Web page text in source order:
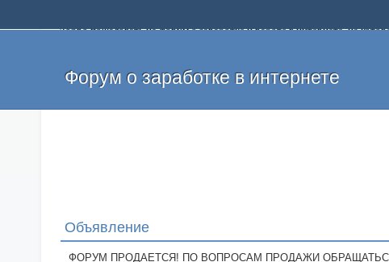
Добро пожаловать на форум о заработке и работе в интернете, на
и оставлять свои отзывы. Если вы знаете, что определенный проект
легкие деньги без вложений и регистрации уже сегодня. Создавайте
Форум о заработке в интернете
Объявление
ФОРУМ ПРОДАЕТСЯ! ПО ВОПРОСАМ ПРОДАЖИ ОБРАЩАТЬСЯ: